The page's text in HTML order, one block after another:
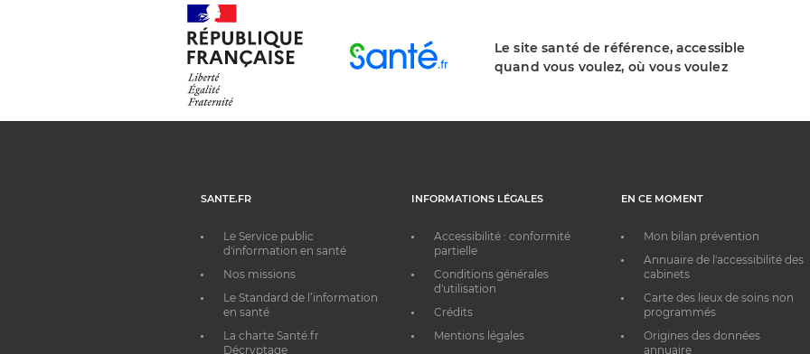
Le site santé de référence, accessible
quand vous voulez, où vous voulez
SANTE.FR
Le Service public
d'information en santé
Nos missions
Le Standard de l’information
en santé
La charte Santé.fr
Décryptage
INFORMATIONS LÉGALES
Accessibilité : conformité
partielle
Conditions générales
d'utilisation
Crédits
Mentions légales
EN CE MOMENT
Mon bilan prévention
Annuaire de l'accessibilité des
cabinets
Carte des lieux de soins non
programmés
Origines des données
annuaire